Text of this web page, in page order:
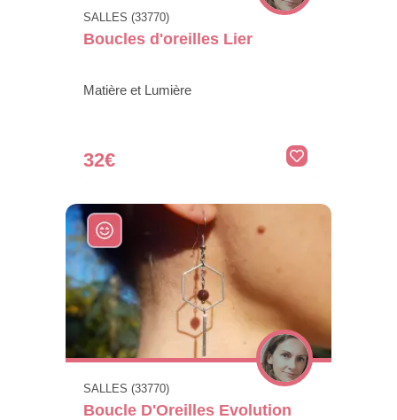
SALLES (33770)
Boucles d'oreilles Lier
Matière et Lumière
32€
SALLES (33770)
Boucle D'Oreilles Evolution